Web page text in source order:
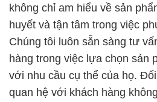
không chỉ am hiểu về sản
huyết và tận tâm trong việc
Chúng tôi luôn sẵn sàng tư
hàng trong việc lựa chọn sản
với nhu cầu cụ thể của họ.
quan hệ với khách hàng